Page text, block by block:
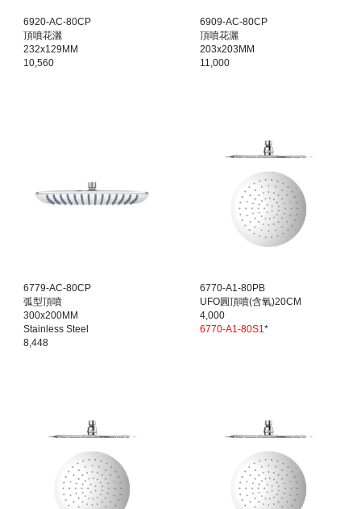
6920-AC-80CP
頂噴花灑
232x129MM
10,560
6909-AC-80CP
頂噴花灑
203x203MM
11,000
6779-AC-80CP
弧型頂噴
300x200MM
Stainless Steel
8,448
6770-A1-80PB
UFO圓頂噴(含氧)20CM
4,000
6770-A1-80S1*